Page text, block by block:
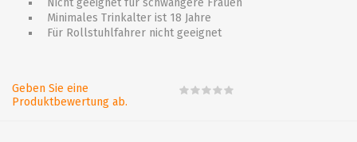
Minimales Trinkalter ist 18 Jahre
Für Rollstuhlfahrer nicht geeignet
Geben Sie eine
Produktbewertung ab.